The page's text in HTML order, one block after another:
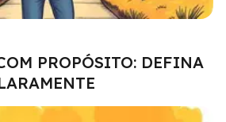
PROPÓSITO: DEFINA